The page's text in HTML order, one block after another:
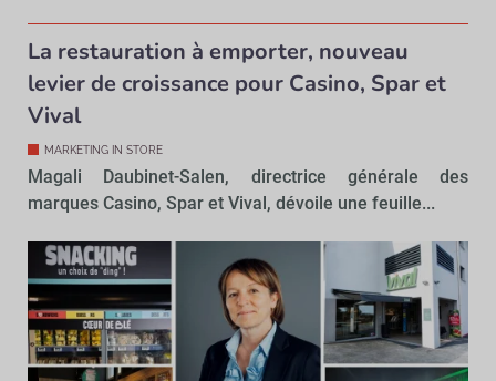
La restauration à emporter, nouveau
levier de croissance pour Casino, Spar et
Vival
MARKETING IN STORE
Magali Daubinet-Salen, directrice générale des
marques Casino, Spar et Vival, dévoile une feuille...